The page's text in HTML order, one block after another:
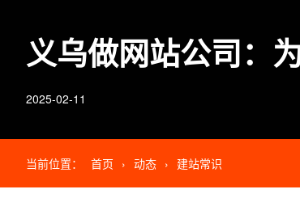
义乌做网站公司：
2025-02-11
当前位置： 首页 › 动态 › 建站常识